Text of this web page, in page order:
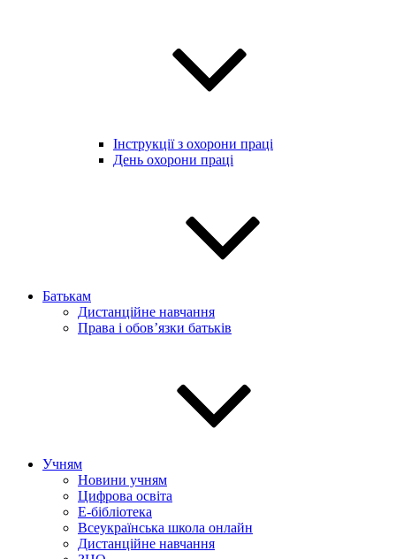
Інструкції з охорони праці
День охорони праці
Батькам
Дистанційне навчання
Права і обов’язки батьків
Учням
Новини учням
Цифрова освіта
E-бібліотека
Всеукраїнська школа онлайн
Дистанційне навчання